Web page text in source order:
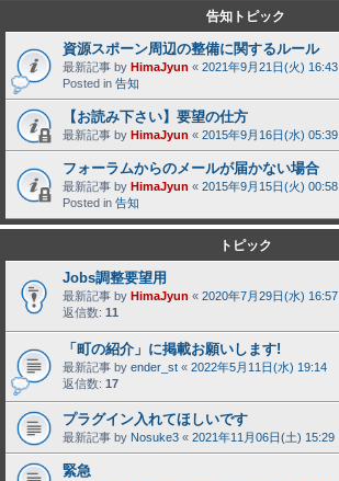
告知トピック
資源スポーン周辺の整備に関するルール
最新記事 by HimaJyun « 2021年9月21日(火) 16:43
Posted in 告知
【お読み下さい】要望の仕方
最新記事 by HimaJyun « 2015年9月16日(水) 05:39
フォーラムからのメールが届かない場合
最新記事 by HimaJyun « 2015年9月15日(火) 00:58
Posted in 告知
トピック
Jobs調整要望用
最新記事 by HimaJyun « 2020年7月29日(水) 16:57
返信数: 11
「町の紹介」に掲載お願いします!
最新記事 by ender_st « 2022年5月11日(水) 19:14
返信数: 17
プラグイン入れてほしいです
最新記事 by Nosuke3 « 2021年11月06日(土) 15:29
緊急